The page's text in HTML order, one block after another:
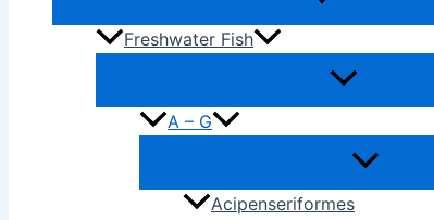
Freshwater Fish
A – G
Acipenseriformes